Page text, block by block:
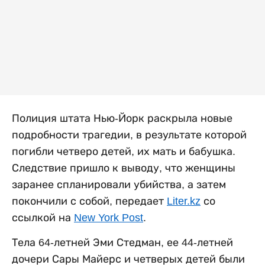
Полиция штата Нью-Йорк раскрыла новые
подробности трагедии, в результате которой
погибли четверо детей, их мать и бабушка.
Следствие пришло к выводу, что женщины
заранее спланировали убийства, а затем
покончили с собой, передает Liter.kz со
ссылкой на New York Post.
Тела 64-летней Эми Стедман, ее 44-летней
дочери Сары Майерс и четверых детей были